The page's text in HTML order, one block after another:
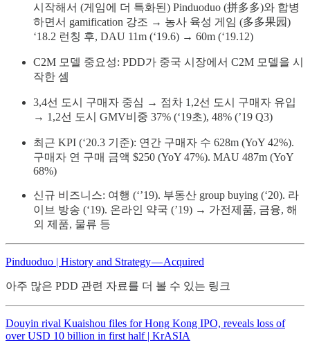
시작해서 (게임에 더 특화된) Pinduoduo (拼多多)와 합병
하면서 gamification 강조 → 농사 육성 게임 (多多果园)
‘18.2 런칭 후, DAU 11m (‘19.6) → 60m (‘19.12)
C2M 모델 중요성: PDD가 중국 시장에서 C2M 모델을 시
작한 셈
3,4선 도시 구매자 중심 → 점차 1,2선 도시 구매자 유입
→ 1,2선 도시 GMV비중 37% (‘19초), 48% (’19 Q3)
최근 KPI (‘20.3 기준): 연간 구매자 수 628m (YoY 42%).
구매자 연 구매 금액 $250 (YoY 47%). MAU 487m (YoY
68%)
신규 비즈니스: 여행 (‘’19). 부동산 group buying (‘20). 라
이브 방송 (‘19). 온라인 약국 (’19) → 가전제품, 금융, 해
외 제품, 물류 등
Pinduoduo | History and Strategy — Acquired
아주 많은 PDD 관련 자료를 더 볼 수 있는 링크
Douyin rival Kuaishou files for Hong Kong IPO, reveals loss of
over USD 10 billion in first half | KrASIA